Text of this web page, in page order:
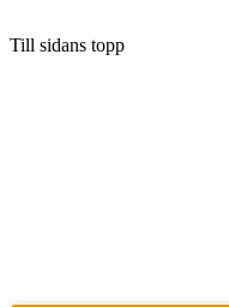
Till sidans topp